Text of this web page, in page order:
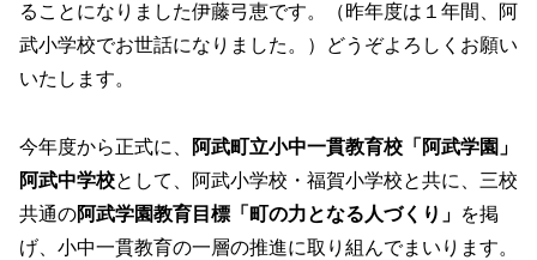
ることになりました伊藤弓恵です。（昨年度は１年間、阿
武小学校でお世話になりました。）どうぞよろしくお願い
いたします。
今年度から正式に、
阿武町立小中一貫教育校「阿武学園」
阿武中学校として、阿武小学校・福賀小学校と共に、三校
共通の阿武学園教育目標「町の力となる人づくり」 を掲
げ、小中一貫教育の一層の推進に取り組んでまいります。